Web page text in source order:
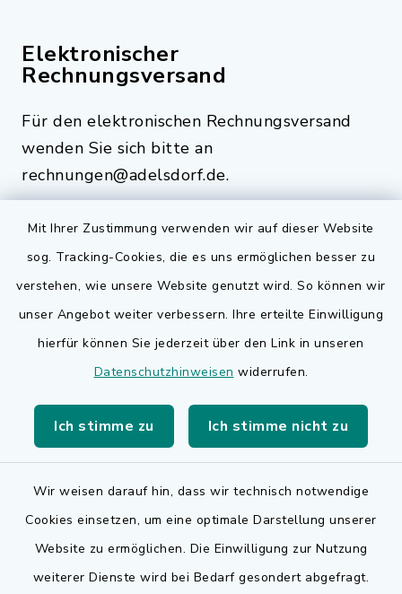
Mit Ihrer Zustimmung verwenden wir auf dieser Website
sog. Tracking-Cookies, die es uns ermöglichen besser zu
verstehen, wie unsere Website genutzt wird. So können wir
unser Angebot weiter verbessern. Ihre erteilte Einwilligung
hierfür können Sie jederzeit über den Link in unseren
Datenschutzhinweisen widerrufen.
Ich stimme zu Ich stimme nicht zu
Wir weisen darauf hin, dass wir technisch notwendige
Cookies einsetzen, um eine optimale Darstellung unserer
Website zu ermöglichen. Die Einwilligung zur Nutzung
weiterer Dienste wird bei Bedarf gesondert abgefragt.
Elektronischer
Rechnungsversand
Für den elektronischen Rechnungsversand
wenden Sie sich bitte an
rechnungen@adelsdorf.de.
Quicklinks
Bauen in Adelsdorf
BayernPortal
Landkreis Erlangen-Höchstadt